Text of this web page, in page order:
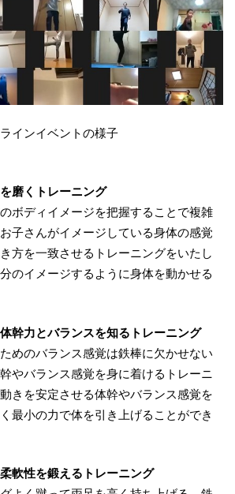
インイベントの様子
磨くトレーニング
ボディイメージを把握することで複雑
子さんがイメージしている身体の感覚
方を一致させるトレーニングをいたし
のイメージするように身体を動かせる
幹力とバランスを知るトレーニング
めのバランス感覚は鉄棒に欠かせない
やバランス感覚を身に着けるトレーニ
きを安定させる体幹やバランス感覚を
最小の力で体を引き上げることができ
軟性を鍛えるトレーニング